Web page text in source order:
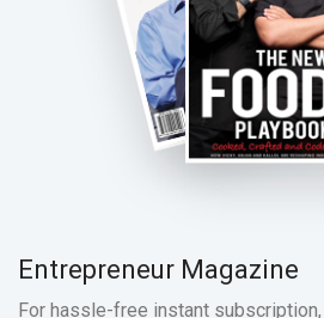
Entrepreneur Magazine
For hassle-free instant